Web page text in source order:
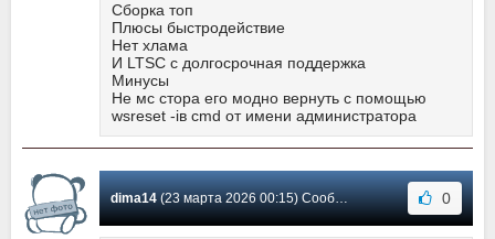
Сборка топ
Плюсы быстродействие
Нет хлама
И LTSC с долгосрочная поддержка
Минусы
Не мс стора его модно вернуть с помощью
wsreset -iв cmd от имени администратора
dima14(23 марта 2026 00:15) Сообщение #21 0